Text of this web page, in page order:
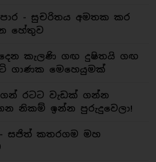
- සුචරිතය අමතක කර
හේතුව
කැලණි ගඟ දුෂිතයි ගඟ
ගාණක මෙහෙයුමක්
රටට වැඩක් ගන්න
නිකම් ඉන්න පුරුදුවෙලා!
සජිත් කතරගම මහ